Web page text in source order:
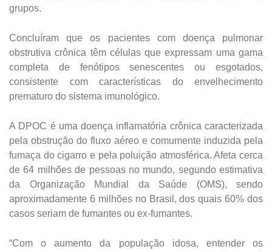
grupos.
Concluíram que os pacientes com doença pulmonar
obstrutiva crônica têm células que expressam uma gama
completa de fenótipos senescentes ou esgotados,
consistente com características do envelhecimento
prematuro do sistema imunológico.
A DPOC é uma doença inflamatória crônica caracterizada
pela obstrução do fluxo aéreo e comumente induzida pela
fumaça do cigarro e pela poluição atmosférica. Afeta cerca
de 64 milhões de pessoas no mundo, segundo estimativa
da Organização Mundial da Saúde (OMS), sendo
aproximadamente 6 milhões no Brasil, dos quais 60% dos
casos seriam de fumantes ou ex-fumantes.
“Com o aumento da população idosa, entender os